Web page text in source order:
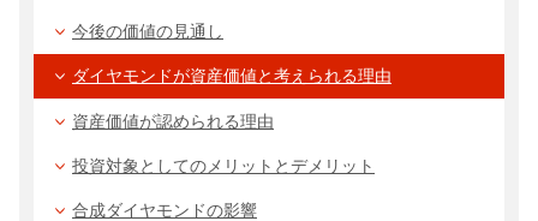
今後の価値の見通し
ダイヤモンドが資産価値と考えられる理由
資産価値が認められる理由
投資対象としてのメリットとデメリット
合成ダイヤモンドの影響